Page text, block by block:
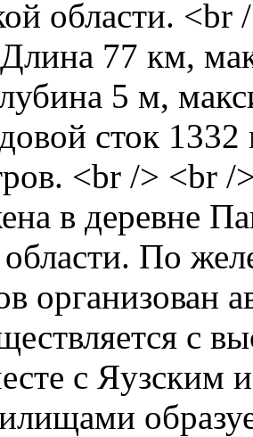
области.
77 км,
5 м,
сток
<br /> <br /
в деревне
По
организован
с
с Яузским